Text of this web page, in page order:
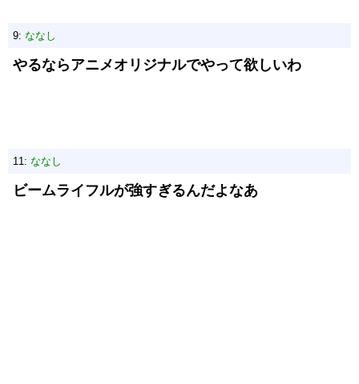
9: ななし
やるならアニメオリジナルでやって欲しいわ
11: ななし
ビームライフルが強すぎるんだよなあ